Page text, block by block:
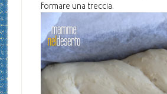
formare una treccia.